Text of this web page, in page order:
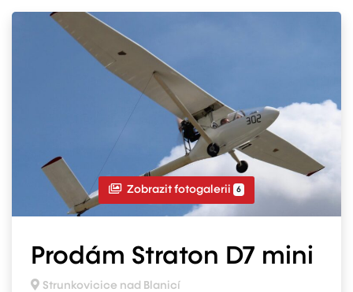
Zobrazit fotogalerii 6
Prodám Straton D7 mini
Strunkovicice nad Blanicí